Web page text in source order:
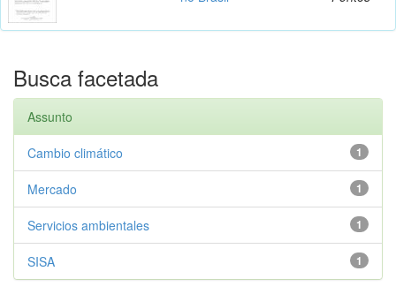
Busca facetada
Assunto
1
Cambio climático
1
Mercado
1
Servicios ambientales
1
SISA